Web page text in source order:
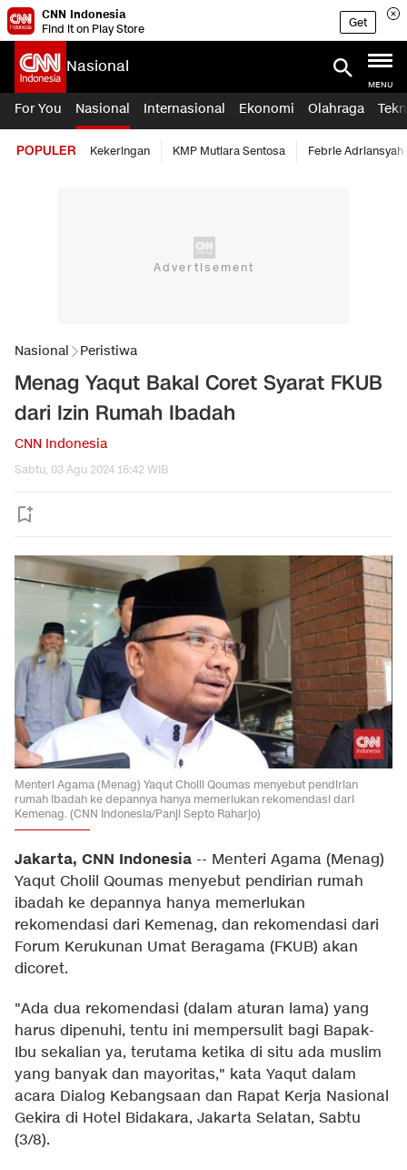
CNN Indonesia
Find it on Play Store
Get
Nasional
MENU
For You Nasional Internasional Ekonomi Olahraga
POPULER Kekeringan KMP Mutiara Sentosa Febrie Adriansyah
Nasional Peristiwa
Menag Yaqut Bakal Coret Syarat FKUB
dari Izin Rumah Ibadah
CNN Indonesia
Sabtu, 03 Agu 2024 16:42 WIB
Menteri Agama (Menag) Yaqut Cholil Qoumas menyebut pendirian
rumah ibadah ke depannya hanya memerlukan rekomendasi dari
Kemenag. (CNN Indonesia/Panji Septo Raharjo)
Jakarta, CNN Indonesia -- Menteri Agama (Menag)
Yaqut Cholil Qoumas menyebut pendirian rumah
ibadah ke depannya hanya memerlukan
rekomendasi dari Kemenag, dan rekomendasi dari
Forum Kerukunan Umat Beragama (FKUB) akan
dicoret.
"Ada dua rekomendasi (dalam aturan lama) yang
harus dipenuhi, tentu ini mempersulit bagi Bapak-
Ibu sekalian ya, terutama ketika di situ ada muslim
yang banyak dan mayoritas," kata Yaqut dalam
acara Dialog Kebangsaan dan Rapat Kerja Nasional
Gekira di Hotel Bidakara, Jakarta Selatan, Sabtu
(3/8).